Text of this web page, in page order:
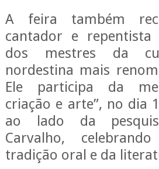
A feira também
cantador e repentista
dos mestres da
nordestina mais
Ele participa da
criação e arte”, no dia
ao lado da
Carvalho,
tradição oral e da